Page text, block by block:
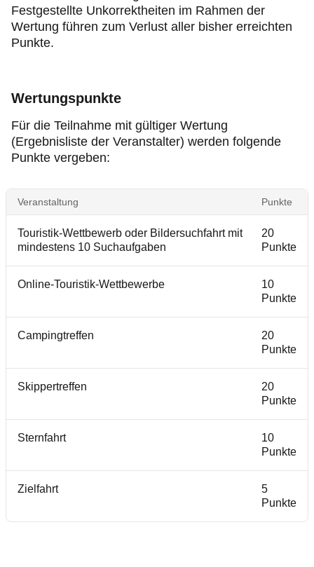
Festgestellte Unkorrektheiten im Rahmen der
Wertung führen zum Verlust aller bisher erreichten
Punkte.
Wertungspunkte
Für die Teilnahme mit gültiger Wertung
(Ergebnisliste der Veranstalter) werden folgende
Punkte vergeben:
Veranstaltung Punkte
Touristik-Wettbewerb oder Bildersuchfahrt mit
mindestens 10 Suchaufgaben
20
Punkte
Online-Touristik-Wettbewerbe
10
Punkte
Campingtreffen
20
Punkte
Skippertreffen
20
Punkte
Sternfahrt
10
Punkte
Zielfahrt
5
Punkte